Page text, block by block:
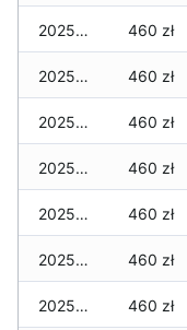
2025-11-27 460 zł
2025-11-26 460 zł
2025-11-25 460 zł
2025-11-24 460 zł
2025-11-23 460 zł
2025-11-22 460 zł
2025-11-21 460 zł